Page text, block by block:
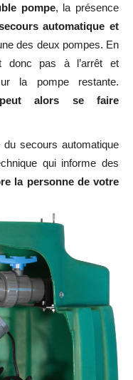
pompe, la présence
automatique et
des deux pompes. En
donc pas à l’arrêt et
la pompe restante.
peut alors se faire
du secours automatique
qui informe des
la personne de votre